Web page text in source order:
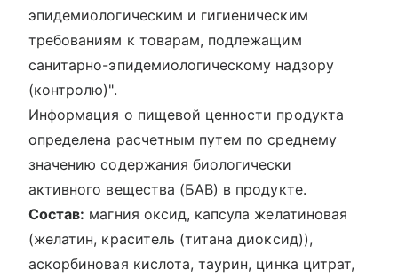
эпидемиологическим и гигиеническим
требованиям к товарам, подлежащим
санитарно-эпидемиологическому надзору
(контролю)".
Информация о пищевой ценности продукта
определена расчетным путем по среднему
значению содержания биологически
активного вещества (БАВ) в продукте.
Состав: магния оксид, капсула желатиновая
(желатин, краситель (титана диоксид)),
аскорбиновая кислота, таурин, цинка цитрат,